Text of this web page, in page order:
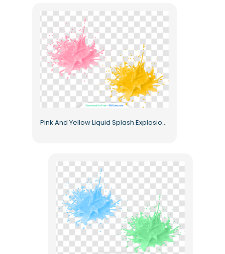
Pink And Yellow Liquid Splash Explosion With Droplets Free PNG